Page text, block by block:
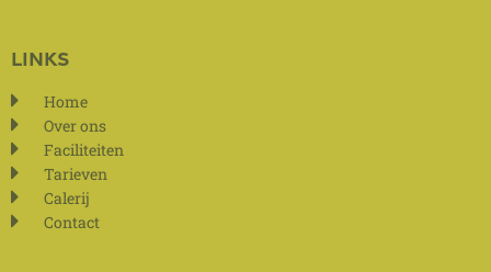
links
Home
Over ons
Faciliteiten
Tarieven
Calerij
Contact